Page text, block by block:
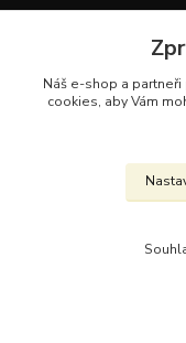
Jana Malá
Náš e-shop a partneři
cookies, aby Vám